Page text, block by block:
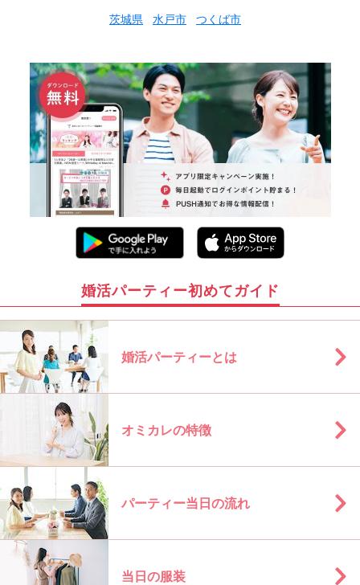
茨城県 水戸市 つくば市
婚活パーティー初めてガイド
婚活パーティーとは
オミカレの特徴
パーティー当日の流れ
当日の服装